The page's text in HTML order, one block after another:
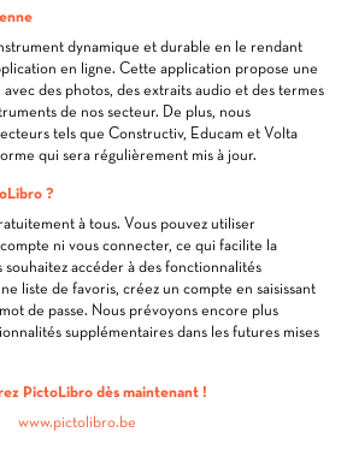
dynamique et durable en le rendant
en ligne. Cette application propose une
des photos, des extraits audio et des termes
de nos secteur. De plus, nous
tels que Constructiv, Educam et Volta
qui sera régulièrement mis à jour.
?
à tous. Vous pouvez utiliser
ni vous connecter, ce qui facilite la
accéder à des fonctionnalités
liste de favoris, créez un compte en saisissant
de passe. Nous prévoyons encore plus
supplémentaires dans les futures mises
PictoLibro dès maintenant !
www.pictolibro.be